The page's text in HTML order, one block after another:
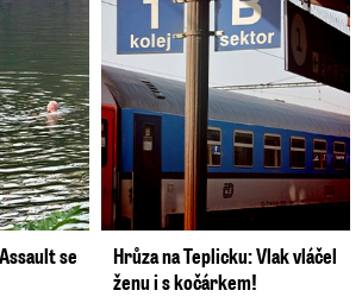
se
Hrůza na Teplicku: Vlak vláčel
ženu i s kočárkem!